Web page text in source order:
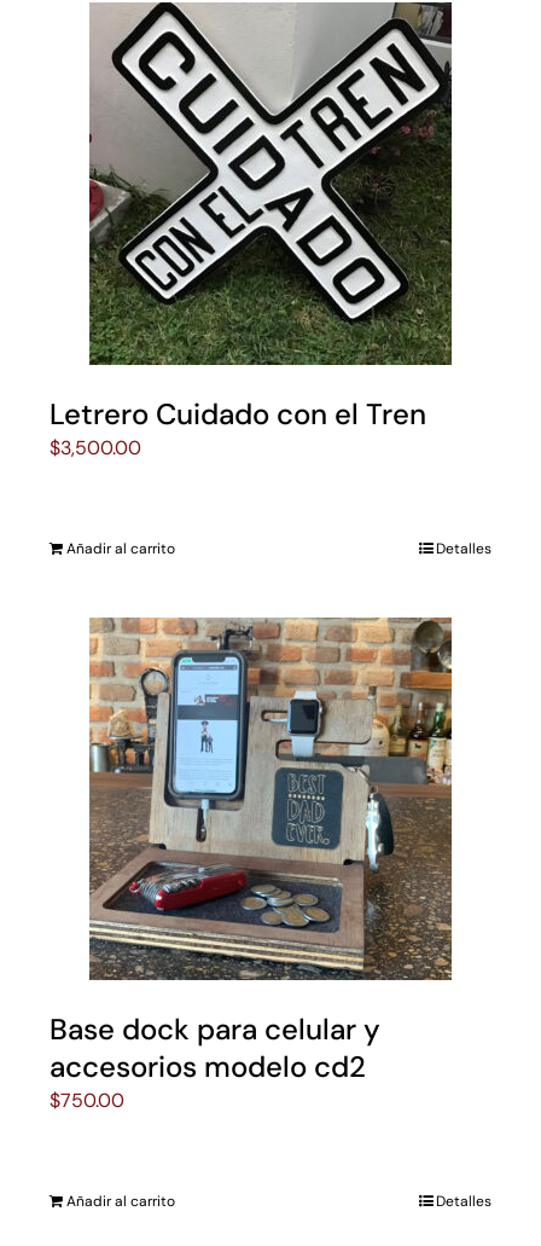
Letrero Cuidado con el Tren
$3,500.00
Añadir al carrito Detalles
Base dock para celular y
accesorios modelo cd2
$750.00
Añadir al carrito Detalles